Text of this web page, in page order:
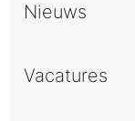
Nieuws
Vacatures